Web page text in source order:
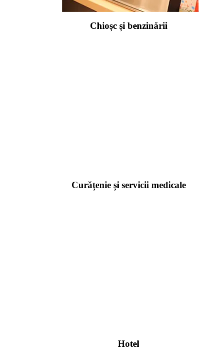
Chioșc și benzinării
Curățenie și servicii medicale
Hotel